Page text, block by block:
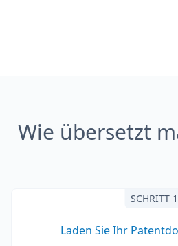
Wie übersetzt
SCHRITT 1
Laden Sie Ihr